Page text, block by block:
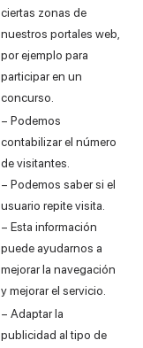
ciertas zonas de
nuestros portales web,
por ejemplo para
participar en un
concurso.
– Podemos
contabilizar el número
de visitantes.
– Podemos saber si el
usuario repite visita.
– Esta información
puede ayudarnos a
mejorar la navegación
y mejorar el servicio.
– Adaptar la
publicidad al tipo de